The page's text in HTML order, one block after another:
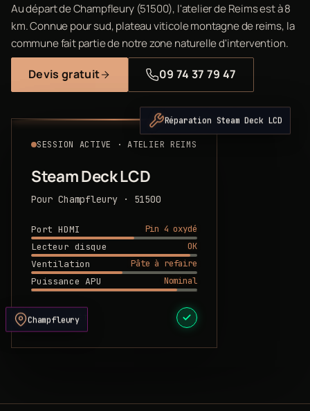
Au départ de Champfleury (51500), l'atelier de Reims est à 8
km. Connue pour sud, plateau viticole montagne de reims, la
commune fait partie de notre zone naturelle d'intervention.
Devis gratuit 09 74 37 79 47
SESSION ACTIVE · ATELIER REIMS
Steam Deck LCD
Pour Champfleury · 51500
Port HDMI
Pin 4 oxydé
Lecteur disque
OK
Ventilation
Pâte à refaire
Puissance APU
Nominal
DEVIS PRÊT
Réparation Steam Deck LCD
Champfleury